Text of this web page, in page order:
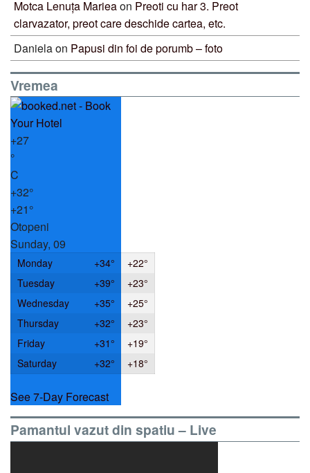
Motca Lenuța Marieaon Preoti cu har 3. Preot
clarvazator, preot care deschide cartea, etc.
Danielaon Papusi din foi de porumb – foto
Vremea
+27
°
C
+32°
+21°
Otopeni
Sunday, 09
Monday +34° +22°
Tuesday
+39° +23°
Wednesday
+35° +25°
Thursday
+32° +23°
Friday
+31° +19°
Saturday
+32° +18°
See 7-Day Forecast
Pamantul vazut din spatiu – Live